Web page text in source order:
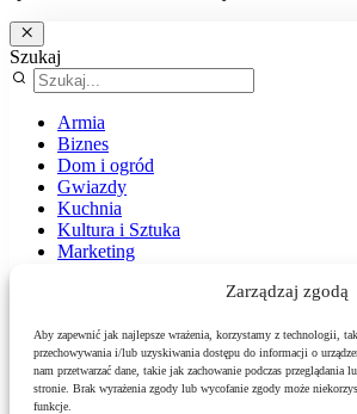
Zarządzaj zgodą
Aby zapewnić jak najlepsze wrażenia, korzystamy z technologii,
przechowywania i/lub uzyskiwania dostępu do informacji o
nam przetwarzać dane, takie jak zachowanie podczas
stronie. Brak wyrażenia zgody lub wycofanie zgody może
funkcje.
Szukaj
Armia
Biznes
Dom i ogród
Gwiazdy
Kuchnia
Kultura i Sztuka
Marketing
Podróże
Polityka
Sport
Środowisko